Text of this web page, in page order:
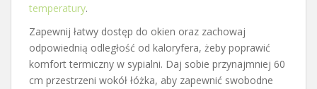
temperatury.
Zapewnij łatwy dostęp do okien oraz zachowaj
odpowiednią odległość od kaloryfera, żeby poprawić
komfort termiczny w sypialni. Daj sobie przynajmniej 60
cm przestrzeni wokół łóżka, aby zapewnić swobodne